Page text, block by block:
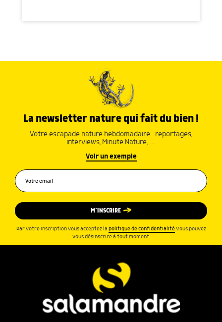
La newsletter nature qui fait du bien !
Votre escapade nature hebdomadaire : reportages,
interviews, Minute Nature, …
Voir un exemple
M’INSCRIRE
Par votre inscription vous acceptez la politique de confidentialité.Vous pouvez
vous désinscrire à tout moment.